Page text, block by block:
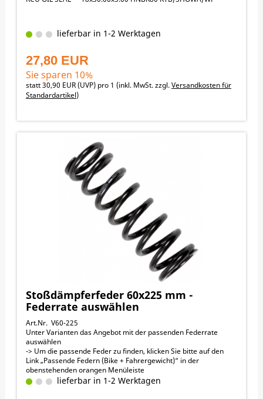
lieferbar in 1-2 Werktagen
27,80 EUR
Sie sparen 10%
statt30,90 EUR(UVP) pro 1 (inkl. MwSt. zzgl.Versandkosten für
Standardartikel)
Stoßdämpferfeder 60x225 mm -
Federrate auswählen
Art.Nr. V60-225
Unter Varianten das Angebot mit der passenden Federrate
auswählen
-> Um die passende Feder zu finden, klicken Sie bitte auf den
Link „Passende Federn (Bike + Fahrergewicht)“ in der
obenstehenden orangen Menüleiste
60 mm Innendurchmesser
lieferbar in 1-2 Werktagen